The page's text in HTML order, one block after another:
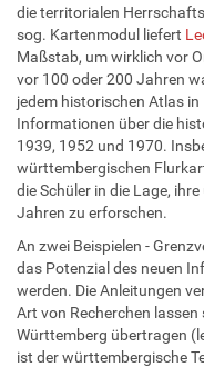
die territorialen
sog. Kartenmodul liefert
Maßstab, um wirklich vor
vor 100 oder 200 Jahren
jedem historischen Atlas
Informationen über die
1939, 1952 und 1970.
württembergischen
die Schüler in die Lage,
Jahren zu erforschen.
An zwei Beispielen -
das Potenzial des neuen
werden. Die Anleitungen
Art von Recherchen
Württemberg übertragen
ist der württembergische